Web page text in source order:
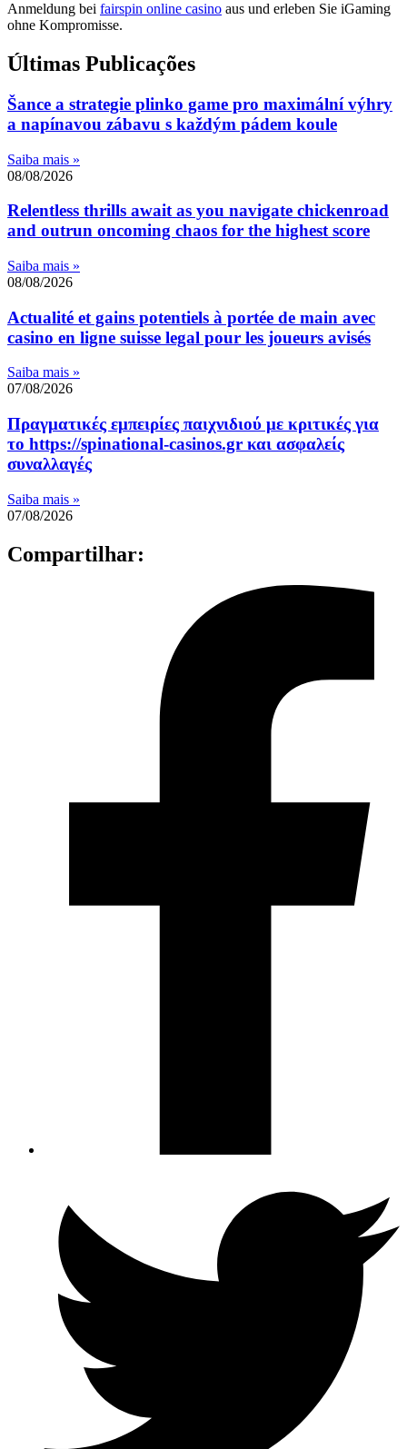
Anmeldung bei fairspin online casino aus und erleben Sie iGaming
ohne Kompromisse.
Últimas Publicações
Šance a strategie plinko game pro maximální výhry
a napínavou zábavu s každým pádem koule
Saiba mais »
08/08/2026
Relentless thrills await as you navigate chickenroad
and outrun oncoming chaos for the highest score
Saiba mais »
08/08/2026
Actualité et gains potentiels à portée de main avec
casino en ligne suisse legal pour les joueurs avisés
Saiba mais »
07/08/2026
Πραγματικές εμπειρίες παιχνιδιού με κριτικές για
το https://spinational-casinos.gr και ασφαλείς
συναλλαγές
Saiba mais »
07/08/2026
Compartilhar: